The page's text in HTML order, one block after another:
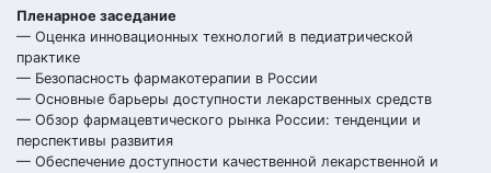
Пленарное заседание
— Оценка инновационных технологий в педиатрической
практике
— Безопасность фармакотерапии в России
— Основные барьеры доступности лекарственных средств
— Обзор фармацевтического рынка России: тенденции и
перспективы развития
— Обеспечение доступности качественной лекарственной и